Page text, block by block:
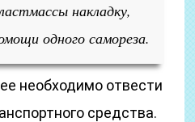
накладку,
одного самореза.
необходимо отвести
средства.